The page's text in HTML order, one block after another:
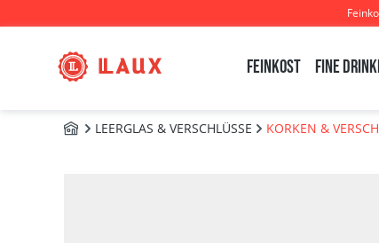
Feinkost Fine
ZUBEHÖRLEERGLAS & VERSCHLÜSSE KORKEN &